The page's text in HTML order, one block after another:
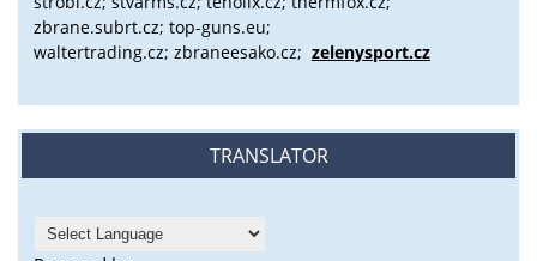
zbrane.subrt.cz; top-guns.eu;
waltertrading.cz; zbraneesako.cz; zelenysport.cz
TRANSLATOR